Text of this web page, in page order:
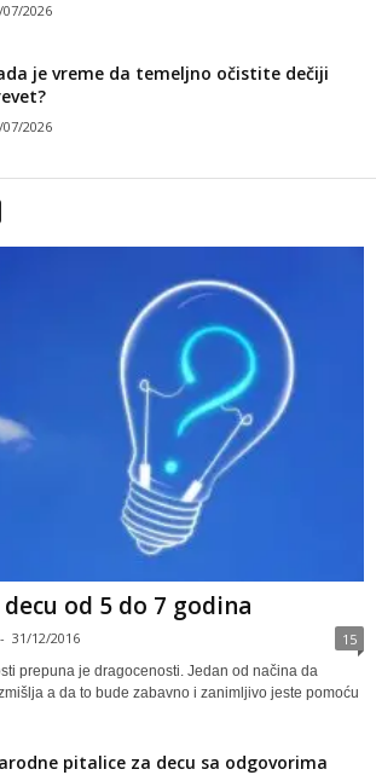
07/2026
je vreme da temeljno očistite dečiji
07/2026
od 5 do 7 godina
- 31/12/2016 15
prepuna je dragocenosti. Jedan od načina da
a da to bude zabavno i zanimljivo jeste pomoću
pitalice za decu sa odgovorima